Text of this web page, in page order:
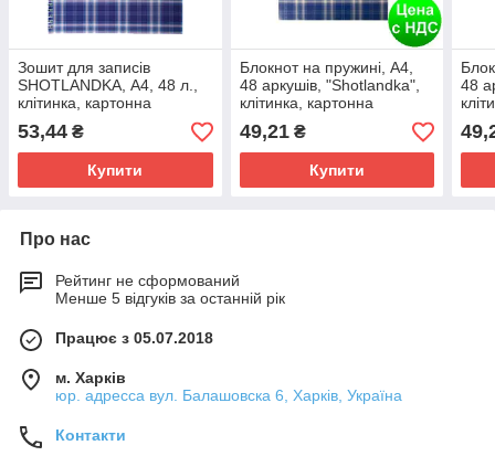
Зошит для записів
SHOTLANDKA, А4, 48 л.,
клітинка, картонна
обкладинка, фіолетова
53,44 ₴
Купити
Блокнот на пружині, А4,
48 аркушів, "Shotlandka",
клітинка, картонна
обкладинка,синій
BM.2460-02
49,21₴
Купити
48
Про нас
Рейтинг не сформований
Менше 5 відгуків за останній рік
Працює з 05.07.2018
м. Харків
юр. адресса вул. Балашовска 6, Харків, Україна
Контакти